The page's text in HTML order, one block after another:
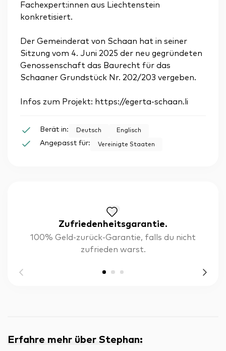
Zufriedenheitsgarantie.
100% Geld-zurück-Garantie, falls du nicht
zufrieden warst.
Erfahre mehr über Stephan:
Fachexpert:innen aus Liechtenstein
konkretisiert.
Der Gemeinderat von Schaan hat in seiner
Sitzung vom 4. Juni 2025 der neu gegründeten
Genossenschaft das Baurecht für das
Schaaner Grundstück Nr. 202/203 vergeben.
Infos zum Projekt: https://egerta-schaan.li
Berät in: Deutsch Englisch
Angepasst für: Vereinigte Staaten